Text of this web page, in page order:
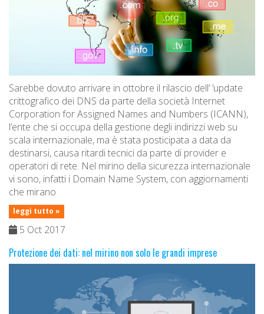
Sarebbe dovuto arrivare in ottobre il rilascio dell’ ’update
crittografico dei DNS da parte della società Internet
Corporation for Assigned Names and Numbers (ICANN),
l’ente che si occupa della gestione degli indirizzi web su
scala internazionale, ma è stata posticipata a data da
destinarsi, causa ritardi tecnici da parte di provider e
operatori di rete. Nel mirino della sicurezza internazionale
vi sono, infatti i Domain Name System, con aggiornamenti
che mirano
leggi tutto »
5 Oct 2017
Protezione dei dati: nel mirino non solo le grandi imprese